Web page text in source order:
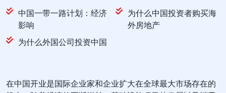
中国一带一路计划：经济
影响
为什么中国投资者购买海
外房地产
为什么外国公司投资中国
在中国开业是国际企业家和企业扩大在全球最大市场存在的